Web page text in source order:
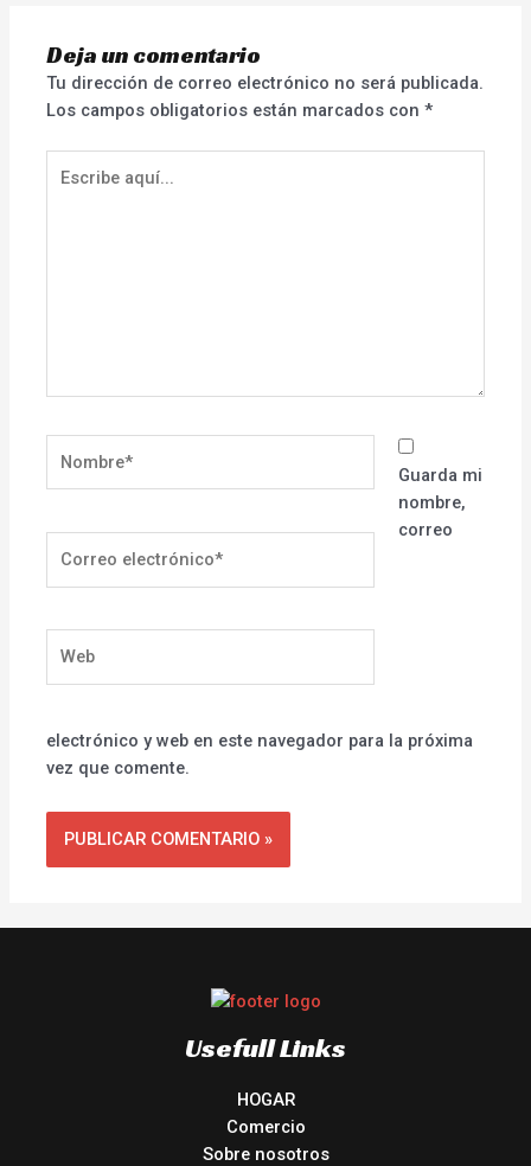
Deja un comentario
Tu dirección de correo electrónico no será publicada.
Los campos obligatorios están marcados con*
aquí...
electrónico*
Guarda mi
nombre,
correo
electrónico y web en este navegador para la próxima
vez que comente.
Usefull Links
HOGAR
Comercio
Sobre nosotros